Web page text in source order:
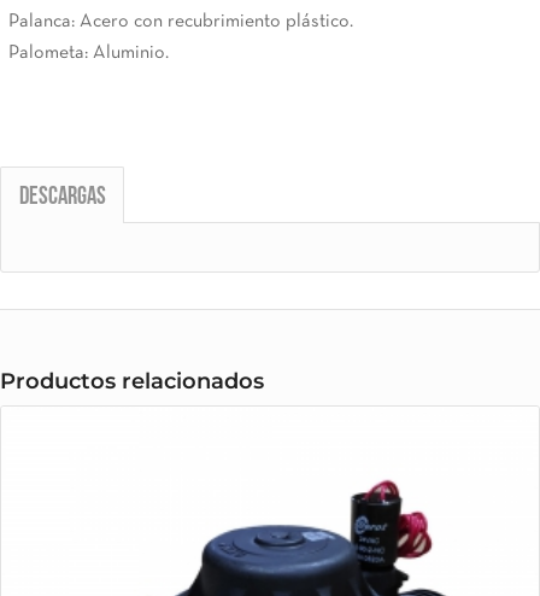
Palanca: Acero con recubrimiento plástico.
Palometa: Aluminio.
Descargas
Productos relacionados